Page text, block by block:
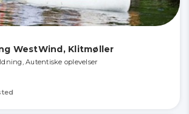
WestWind, Klitmøller
Autentiske oplevelser